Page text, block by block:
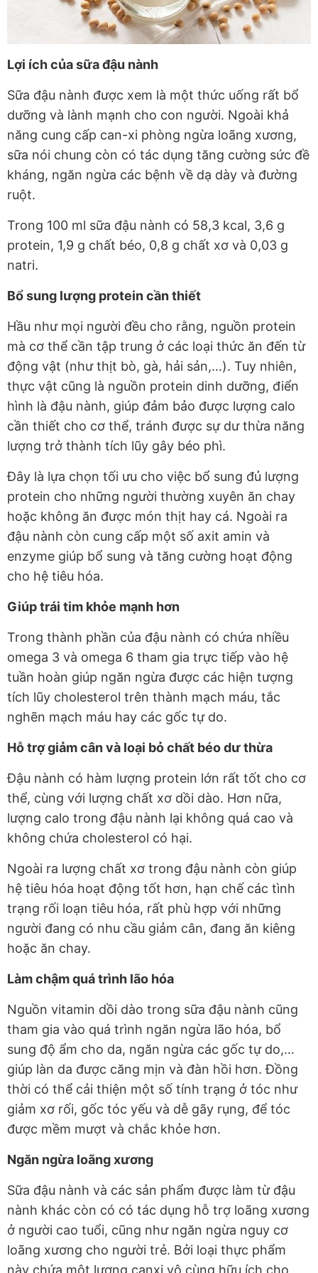
Lợi ích của sữa đậu nành
Sữa đậu nành được xem là một thức uống rất bổ
dưỡng và lành mạnh cho con người. Ngoài khả
năng cung cấp can-xi phòng ngừa loãng xương,
sữa nói chung còn có tác dụng tăng cường sức đề
kháng, ngăn ngừa các bệnh về dạ dày và đường
ruột.
Trong 100 ml sữa đậu nành có 58,3 kcal, 3,6 g
protein, 1,9 g chất béo, 0,8 g chất xơ và 0,03 g
natri.
Bổ sung lượng protein cần thiết
Hầu như mọi người đều cho rằng, nguồn protein
mà cơ thể cần tập trung ở các loại thức ăn đến từ
động vật (như thịt bò, gà, hải sản,…). Tuy nhiên,
thực vật cũng là nguồn protein dinh dưỡng, điển
hình là đậu nành, giúp đảm bảo được lượng calo
cần thiết cho cơ thể, tránh được sự dư thừa năng
lượng trở thành tích lũy gây béo phì.
Đây là lựa chọn tối ưu cho việc bổ sung đủ lượng
protein cho những người thường xuyên ăn chay
hoặc không ăn được món thịt hay cá. Ngoài ra
đậu nành còn cung cấp một số axit amin và
enzyme giúp bổ sung và tăng cường hoạt động
cho hệ tiêu hóa.
Giúp trái tim khỏe mạnh hơn
Trong thành phần của đậu nành có chứa nhiều
omega 3 và omega 6 tham gia trực tiếp vào hệ
tuần hoàn giúp ngăn ngừa được các hiện tượng
tích lũy cholesterol trên thành mạch máu, tắc
nghẽn mạch máu hay các gốc tự do.
Hỗ trợ giảm cân và loại bỏ chất béo dư thừa
Đậu nành có hàm lượng protein lớn rất tốt cho cơ
thể, cùng với lượng chất xơ dồi dào. Hơn nữa,
lượng calo trong đậu nành lại không quá cao và
không chứa cholesterol có hại.
Ngoài ra lượng chất xơ trong đậu nành còn giúp
hệ tiêu hóa hoạt động tốt hơn, hạn chế các tình
trạng rối loạn tiêu hóa, rất phù hợp với những
người đang có nhu cầu giảm cân, đang ăn kiêng
hoặc ăn chay.
Làm chậm quá trình lão hóa
Nguồn vitamin dồi dào trong sữa đậu nành cũng
tham gia vào quá trình ngăn ngừa lão hóa, bổ
sung độ ẩm cho da, ngăn ngừa các gốc tự do,…
giúp làn da được căng mịn và đàn hồi hơn. Đồng
thời có thể cải thiện một số tính trạng ở tóc như
giảm xơ rối, gốc tóc yếu và dễ gãy rụng, để tóc
được mềm mượt và chắc khỏe hơn.
Ngăn ngừa loãng xương
Sữa đậu nành và các sản phẩm được làm từ đậu
nành khác còn có có tác dụng hỗ trợ loãng xương
ở người cao tuổi, cũng như ngăn ngừa nguy cơ
loãng xương cho người trẻ. Bởi loại thực phẩm
này chứa một lượng canxi vô cùng hữu ích cho